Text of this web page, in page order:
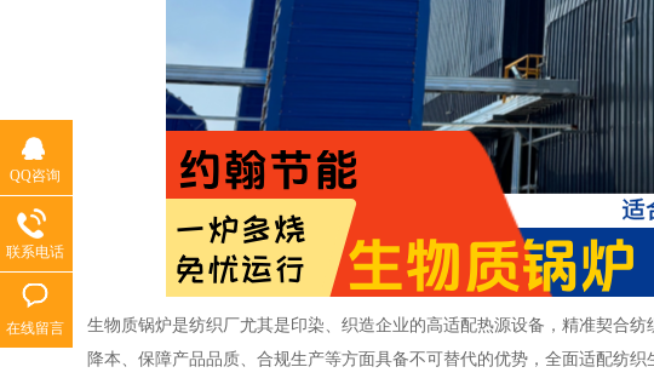
生物质锅炉是纺织厂尤其是印染、织造企业的高适配热源设备，精准契合
降本、保障产品品质、合规生产等方面具备不可替代的优势，全面适配纺织
QQ咨询
联系电话
在线留言